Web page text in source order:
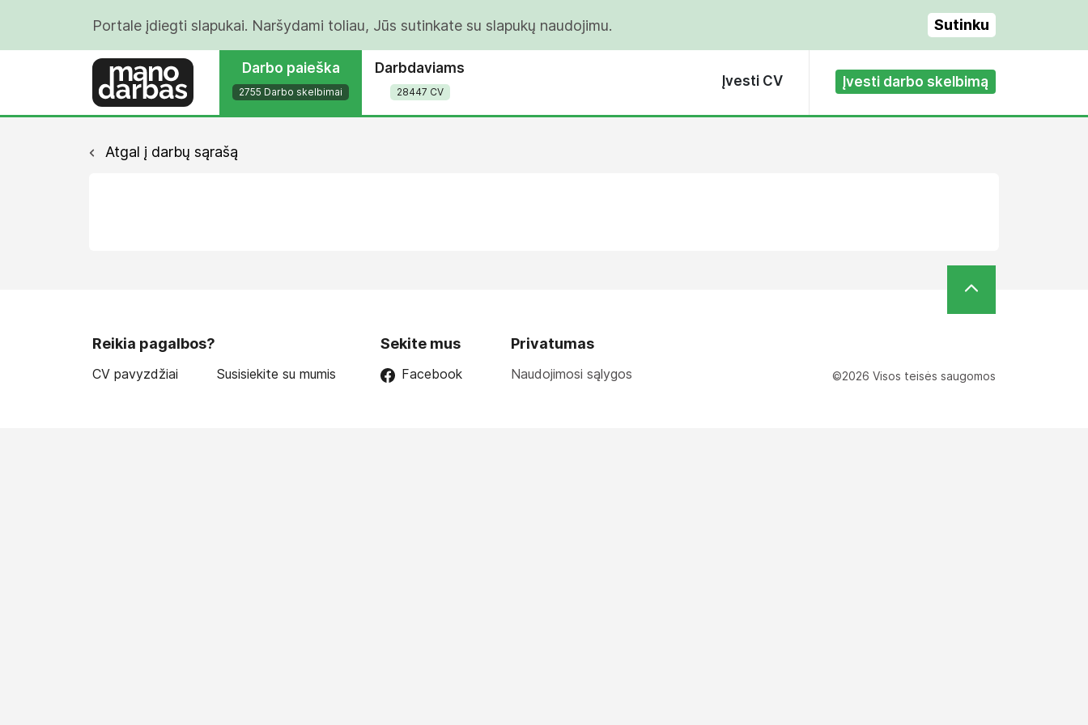
Portale įdiegti slapukai. Naršydami toliau, Jūs sutinkate su slapukų naudojimu. Sutinku
Darbo paieška
2755 Darbo skelbimai
Darbdaviams
28447 CV
Įvesti CV Įvesti darbo skelbimą
Atgal į darbų sąrašą
Reikia pagalbos?
CV pavyzdžiai Susisiekite su mumis
Sekite mus
Facebook
Privatumas
Naudojimosi sąlygos ©2026 Visos teisės saugomos